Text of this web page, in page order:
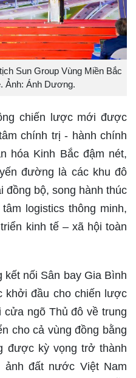
Sun Group Vùng Miền Bắc
Ảnh: Ánh Dương.
chiến lược mới được
chính trị - hành chính
hóa Kinh Bắc đậm nét,
đường là các khu đô
đồng bộ, song hành thúc
logistics thông minh,
kinh tế – xã hội toàn
nối Sân bay Gia Bình
khởi đầu cho chiến lược
ngõ Thủ đô về trung
cho cả vùng đồng bằng
được kỳ vọng trở thành
đất nước Việt Nam